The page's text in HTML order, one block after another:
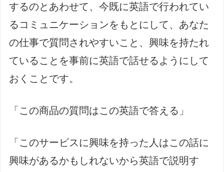
するのとあわせて、今既に英語で行われてい
るコミュニケーションをもとにして、あなた
の仕事で質問されやすいこと、興味を持たれ
ていることを事前に英語で話せるようにして
おくことです。
「この商品の質問はこの英語で答える」
「このサービスに興味を持った人はこの話に
興味があるかもしれないから英語で説明す